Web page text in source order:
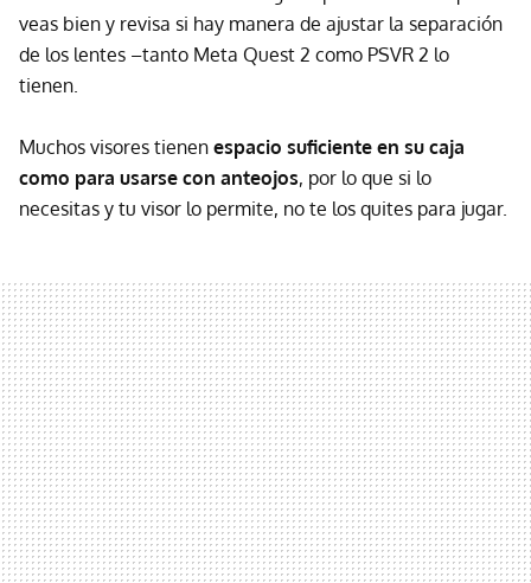
veas bien y revisa si hay manera de ajustar la separación
de los lentes –tanto Meta Quest 2 como PSVR 2 lo
tienen.
Muchos visores tienen espacio suficiente en su caja
como para usarse con anteojos, por lo que si lo
necesitas y tu visor lo permite, no te los quites para jugar.